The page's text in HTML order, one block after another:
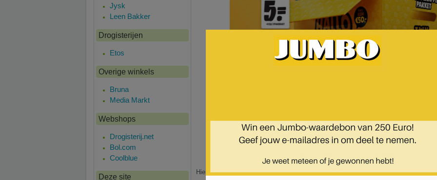
Hier is pagina 19 van 19 pagina's van de Jumbo folder, geldig van 05.02.2025 tot
Jysk
Leen Bakker
Drogisterijen
Etos
Overige winkels
Bruna
Media Markt
Webshops
Drogisterij.net
Bol.com
Coolblue
Deze site